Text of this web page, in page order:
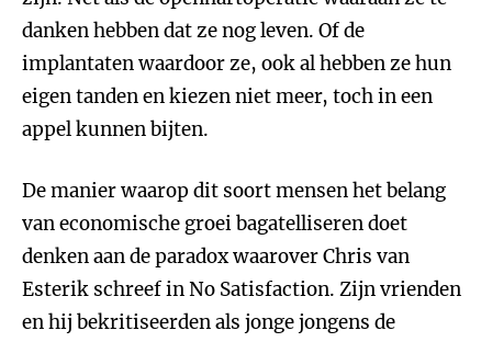
danken hebben dat ze nog leven. Of de
implantaten waardoor ze, ook al hebben ze hun
eigen tanden en kiezen niet meer, toch in een
appel kunnen bijten.
De manier waarop dit soort mensen het belang
van economische groei bagatelliseren doet
denken aan de paradox waarover Chris van
Esterik schreef in No Satisfaction. Zijn vrienden
en hij bekritiseerden als jonge jongens de